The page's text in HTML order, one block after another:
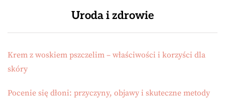
Uroda i zdrowie
Krem z woskiem pszczelim – właściwości i korzyści dla
skóry
Pocenie się dłoni: przyczyny, objawy i skuteczne metody